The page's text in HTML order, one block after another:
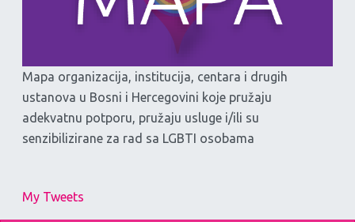
Mapa organizacija, institucija, centara i drugih
ustanova u Bosni i Hercegovini koje pružaju
adekvatnu potporu, pružaju usluge i/ili su
senzibilizirane za rad sa LGBTI osobama
My Tweets